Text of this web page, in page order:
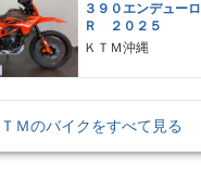
３９０エンデューロ
Ｒ ２０２５
ＫＴＭ沖縄
ＴＭのバイクをすべて見る